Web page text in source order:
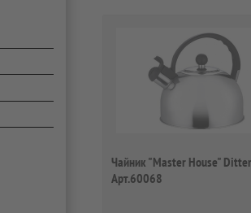
Чайник "Master House"
Арт.60068